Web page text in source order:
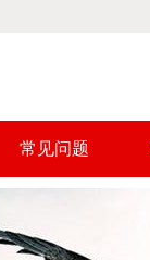
常见问题